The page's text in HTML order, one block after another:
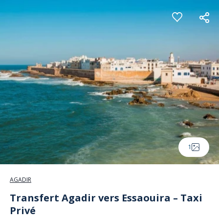
1
AGADIR
Transfert Agadir vers Essaouira – Taxi
Privé